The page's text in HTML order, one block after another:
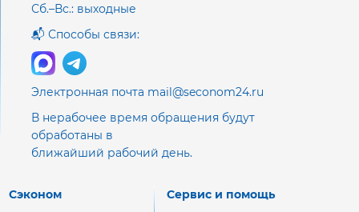
Сб.–Вс.: выходные
📬 Способы связи:
Электронная почта mail@seconom24.ru
В нерабочее время обращения будут
обработаны в
ближайший рабочий день.
Сэконом
Сервис и помощь